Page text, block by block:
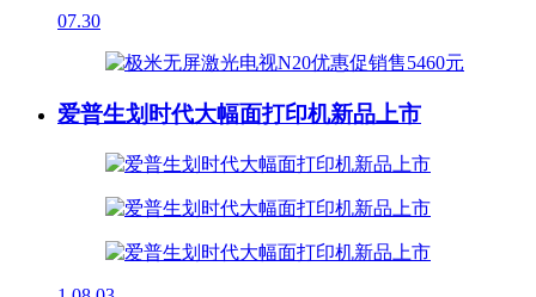
07.30
爱普生划时代大幅面打印机新品上市